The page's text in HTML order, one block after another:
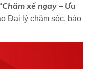
“Chăm xế ngay – Ưu
Đại lý chăm sóc, bảo